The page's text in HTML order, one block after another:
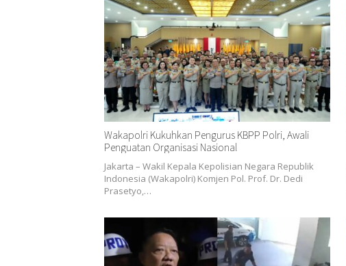
Wakapolri Kukuhkan Pengurus KBPP Polri, Awali
Penguatan Organisasi Nasional
Jakarta – Wakil Kepala Kepolisian Negara Republik
Indonesia (Wakapolri) Komjen Pol. Prof. Dr. Dedi
Prasetyo,…